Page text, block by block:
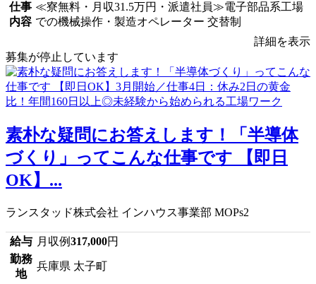
仕事
内容
≪寮無料・月収31.5万円・派遣社員≫電子部品系工場
での機械操作・製造オペレーター 交替制
詳細を表示
募集が停止しています
素朴な疑問にお答えします！「半導体
づくり」ってこんな仕事です 【即日
OK】...
ランスタッド株式会社 インハウス事業部 MOPs2
給与 月収例317,000円
勤務
地
兵庫県 太子町